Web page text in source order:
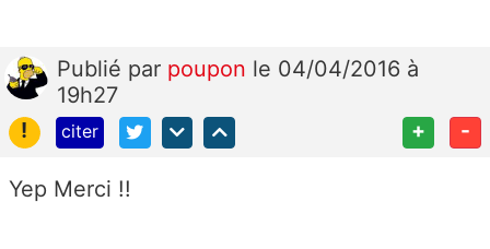
Publié par poupon le 04/04/2016 à
19h27
!
citer + -
Yep Merci !!